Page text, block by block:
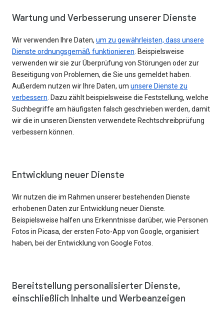
Wartung und Verbesserung unserer Dienste
Wir verwenden Ihre Daten, um zu gewährleisten, dass unsere
Dienste ordnungsgemäß funktionieren . Beispielsweise
verwenden wir sie zur Überprüfung von Störungen oder zur
Beseitigung von Problemen, die Sie uns gemeldet haben.
Außerdem nutzen wir Ihre Daten, um unsere Dienste zu
verbessern . Dazu zählt beispielsweise die Feststellung, welche
Suchbegriffe am häufigsten falsch geschrieben werden, damit
wir die in unseren Diensten verwendete Rechtschreibprüfung
verbessern können.
Entwicklung neuer Dienste
Wir nutzen die im Rahmen unserer bestehenden Dienste
erhobenen Daten zur Entwicklung neuer Dienste.
Beispielsweise halfen uns Erkenntnisse darüber, wie Personen
Fotos in Picasa, der ersten Foto-App von Google, organisiert
haben, bei der Entwicklung von Google Fotos.
Bereitstellung personalisierter Dienste,
einschließlich Inhalte und Werbeanzeigen